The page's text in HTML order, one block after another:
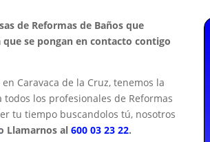
de Reformas de Baños que
se pongan en contacto contigo
Caravaca de la Cruz, tenemos la
los profesionales de Reformas
tu tiempo buscandolos tú, nosotros
Llamarnos al 600 03 23 22.